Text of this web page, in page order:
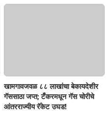
खामगावजवळ ८८ लाखांचा बेकायदेशीर
गॅससाठा जप्त; टँकरमधून गॅस चोरीचे
आंतरराज्यीय रॅकेट उघड!